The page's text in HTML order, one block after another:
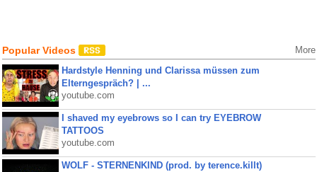
Popular Videos More
Hardstyle Henning und Clarissa müssen zum
Elterngespräch? | ...
youtube.com
I shaved my eyebrows so I can try EYEBROW
TATTOOS
youtube.com
WOLF - STERNENKIND (prod. by terence.killt)